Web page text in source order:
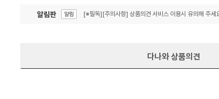
알림판 알림 [※필독][주의사항] 상품의견 서비스 이용시 유의해 주세
다나와 상품의견